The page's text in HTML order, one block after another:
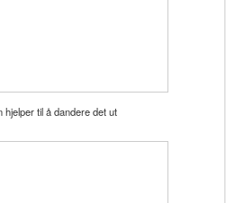
til å dandere det ut